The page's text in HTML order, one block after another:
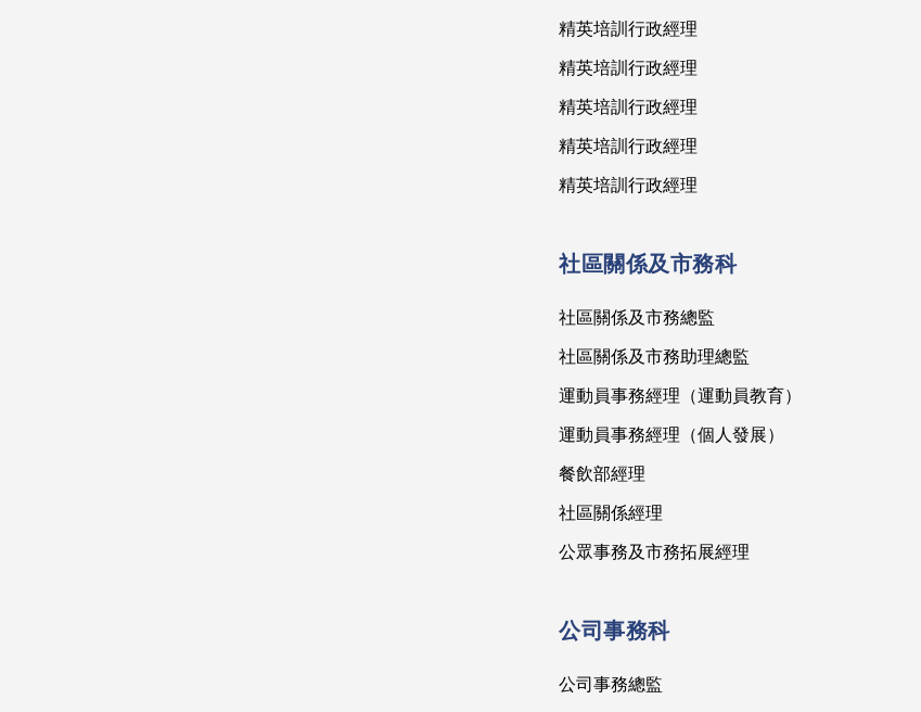
精英培訓行政經理
精英培訓行政經理
精英培訓行政經理
精英培訓行政經理
精英培訓行政經理
社區關係及市務科
社區關係及市務總監
社區關係及市務助理總監
運動員事務經理（運動員教育）
運動員事務經理（個人發展）
餐飲部經理
社區關係經理
公眾事務及市務拓展經理
公司事務科
公司事務總監